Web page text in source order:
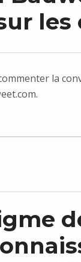
les
la